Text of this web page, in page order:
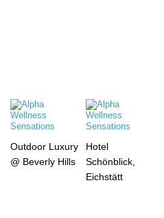
Outdoor Luxury
@ Beverly Hills
Hotel
Schönblick,
Eichstätt